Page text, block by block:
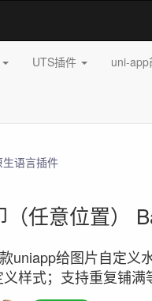
UTS插件 uni-
语言插件
（任意位置）
uniapp给图片自定义
样式；支持重复铺满